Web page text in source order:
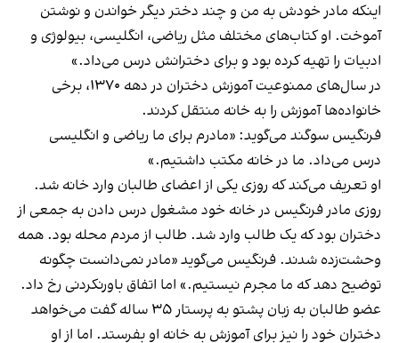
اینکه مادر خودش به من و چند دختر دیگر خواندن و نوشتن
آموخت. او کتاب‌های مختلف مثل ریاضی، انگلیسی، بیولوژی و
ادبیات را تهیه کرده بود و برای دخترانش درس می‌داد.»
در سال‌های ممنوعیت آموزش دختران در دهه ۱۳۷۰، برخی
خانواده‌ها آموزش را به خانه منتقل کردند.
فرنگیس سوگند می‌گوید: «مادرم برای ما ریاضی و انگلیسی
درس می‌داد. ما در خانه مکتب داشتیم.»
او تعریف می‌کند که روزی یکی از اعضای طالبان وارد خانه شد.
روزی مادر فرنگیس در خانه خود مشغول درس دادن به جمعی از
دختران بود که یک طالب وارد شد. طالب از مردم محله بود. همه
وحشت‌زده شدند. فرنگیس می‌گوید «مادر نمی‌دانست چگونه
توضیح دهد که ما مجرم نیستیم.» اما اتفاق باورنکردنی رخ داد.
عضو طالبان به زبان پشتو به پرستار ۳۵ ساله گفت می‌خواهد
دختران خود را نیز برای آموزش به خانه او بفرستد. اما از او